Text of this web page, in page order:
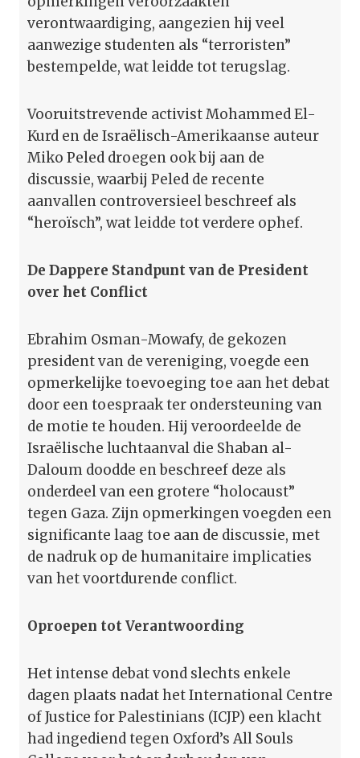
verontwaardiging, aangezien hij veel
aanwezige studenten als “terroristen”
bestempelde, wat leidde tot terugslag.
Vooruitstrevende activist Mohammed El-
Kurd en de Israëlisch-Amerikaanse auteur
Miko Peled droegen ook bij aan de
discussie, waarbij Peled de recente
aanvallen controversieel beschreef als
“heroïsch”, wat leidde tot verdere ophef.
De Dappere Standpunt van de President
over het Conflict
Ebrahim Osman-Mowafy, de gekozen
president van de vereniging, voegde een
opmerkelijke toevoeging toe aan het debat
door een toespraak ter ondersteuning van
de motie te houden. Hij veroordeelde de
Israëlische luchtaanval die Shaban al-
Daloum doodde en beschreef deze als
onderdeel van een grotere “holocaust”
tegen Gaza. Zijn opmerkingen voegden een
significante laag toe aan de discussie, met
de nadruk op de humanitaire implicaties
van het voortdurende conflict.
Oproepen tot Verantwoording
Het intense debat vond slechts enkele
dagen plaats nadat het International Centre
of Justice for Palestinians (ICJP) een klacht
had ingediend tegen Oxford’s All Souls